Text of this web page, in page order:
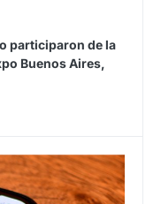
participaron de la
Buenos Aires,